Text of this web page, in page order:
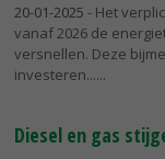
20-01-2025 - Het
vanaf 2026 de
versnellen. Deze
investeren...
Diesel en gas